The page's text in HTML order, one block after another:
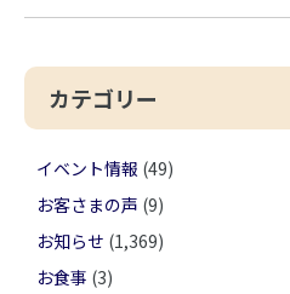
カテゴリー
イベント情報 (49)
お客さまの声 (9)
お知らせ (1,369)
お食事 (3)